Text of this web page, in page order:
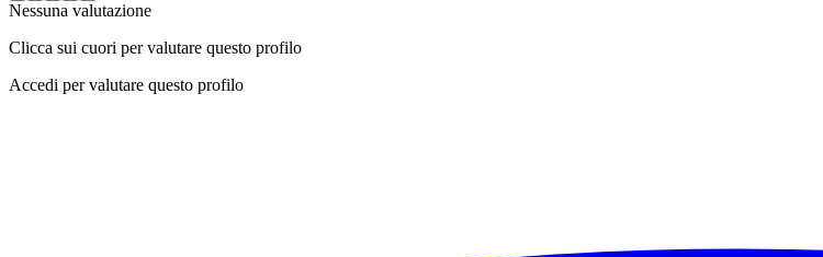
Nessuna valutazione
Clicca sui cuori per valutare questo profilo
Accedi per valutare questo profilo